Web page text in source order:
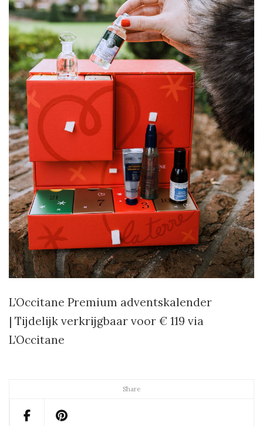
Share
L’Occitane Premium adventskalender
| Tijdelijk verkrijgbaar voor € 119 via
L’Occitane